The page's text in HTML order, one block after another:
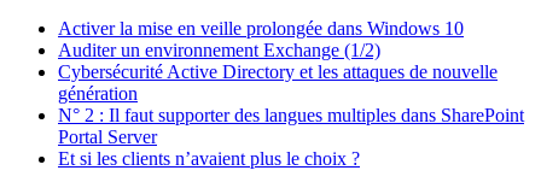
Activer la mise en veille prolongée dans Windows 10
Auditer un environnement Exchange (1/2)
Cybersécurité Active Directory et les attaques de nouvelle
génération
N° 2 : Il faut supporter des langues multiples dans SharePoint
Portal Server
Et si les clients n’avaient plus le choix ?